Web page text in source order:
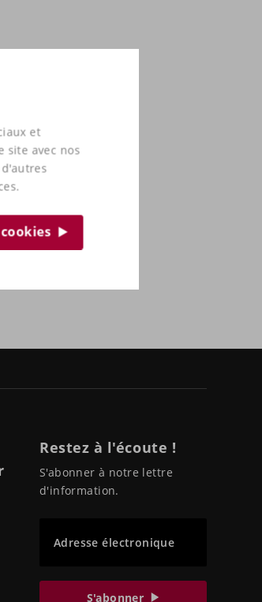
et
site avec nos
Restez à l'écoute !
S'abonner à notre lettre
d'information.
Adresse électronique
S'abonner